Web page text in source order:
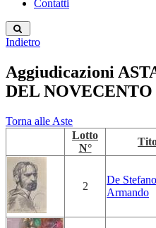
Contatti
Indietro
Aggiudicazioni
DEL NOVECENTO
Torna alle Aste
Lotto
N°
2
De Stefano
Armando